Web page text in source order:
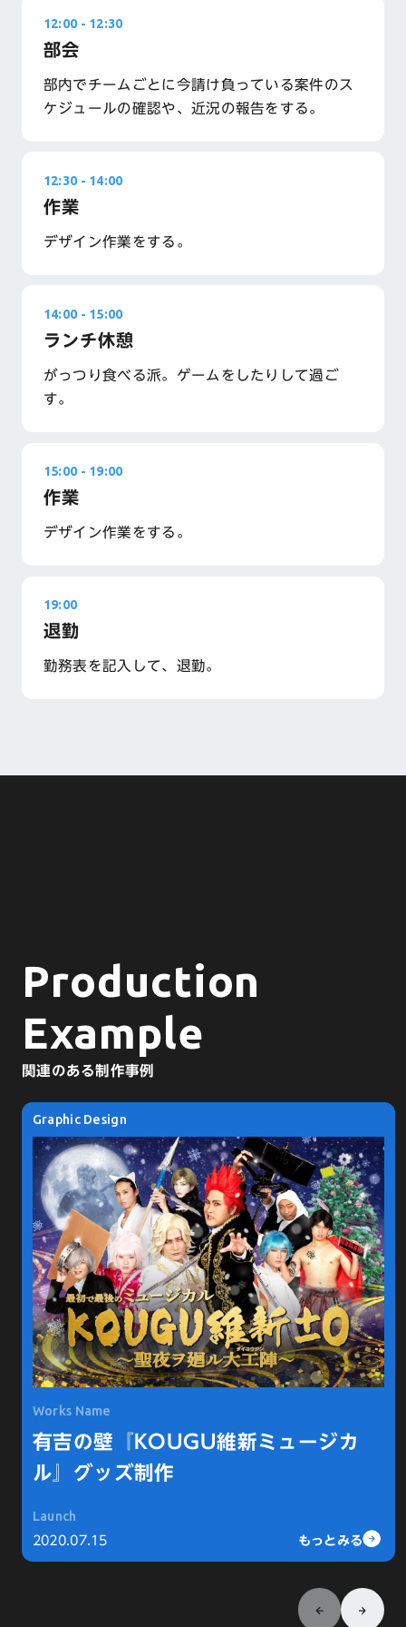
12:00 - 12:30
部会
部内でチームごとに今請け負っている案件のス
ケジュールの確認や、近況の報告をする。
12:30 - 14:00
作業
デザイン作業をする。
14:00 - 15:00
ランチ休憩
がっつり食べる派。ゲームをしたりして過ご
す。
15:00 - 19:00
作業
デザイン作業をする。
19:00
退勤
勤務表を記入して、退勤。
Production
Example
関連のある制作事例
KOUGU維新は、お笑い芸人による「2.7次元ミュー
ジカル」。日本テレビ系列のバラエティ番組「有吉
の壁」のコーナー「ブレイク芸人選手権2020」で誕
生。同番組のテレビ放送と公式YouTubeチャンネル
もっとみる
Graphic Design
Works Name
有吉の壁『KOUGU維新ミュージカ
ル』グッズ制作
Launch
2020.07.15 もっとみる